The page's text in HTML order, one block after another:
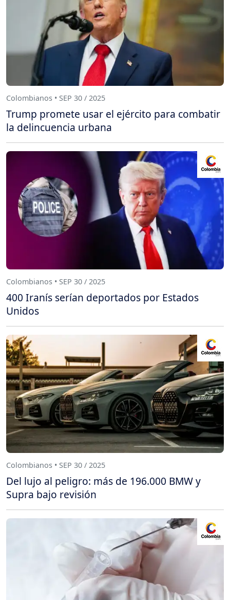
Colombianos • SEP 30 / 2025
Trump promete usar el ejército para combatir
la delincuencia urbana
Colombianos • SEP 30 / 2025
400 Iranís serían deportados por Estados
Unidos
Colombianos • SEP 30 / 2025
Del lujo al peligro: más de 196.000 BMW y
Supra bajo revisión